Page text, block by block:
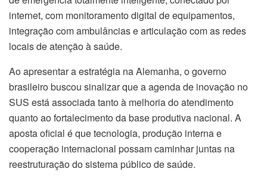
internet, com monitoramento digital de equipamentos,
integração com ambulâncias e articulação com as redes
locais de atenção à saúde.
Ao apresentar a estratégia na Alemanha, o governo
brasileiro buscou sinalizar que a agenda de inovação no
SUS está associada tanto à melhoria do atendimento
quanto ao fortalecimento da base produtiva nacional. A
aposta oficial é que tecnologia, produção interna e
cooperação internacional possam caminhar juntas na
reestruturação do sistema público de saúde.